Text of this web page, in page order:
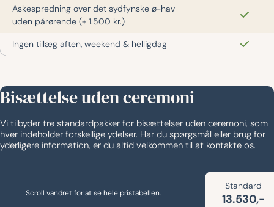
Askespredning over det sydfynske ø-hav
uden pårørende (+ 1.500 kr.)
Ingen tillæg aften, weekend & helligdag
Bisættelse uden ceremoni
Vi tilbyder tre standardpakker for bisættelser uden ceremoni, som
hver indeholder forskellige ydelser. Har du spørgsmål eller brug for
yderligere information, er du altid velkommen til at kontakte os.
Scroll vandret for at se hele pristabellen.
Standard
13.530,-